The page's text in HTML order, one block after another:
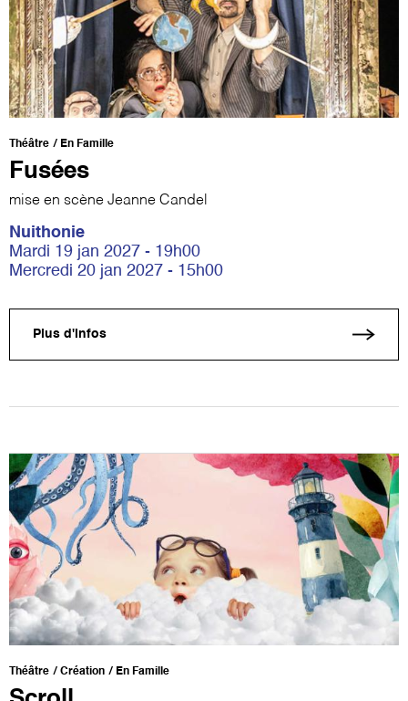
Théâtre En Famille
Fusées
mise en scène Jeanne Candel
Nuithonie
Mardi 19 jan 2027 - 19h00
Mercredi 20 jan 2027 - 15h00
Plus d'infos
Théâtre Création En Famille